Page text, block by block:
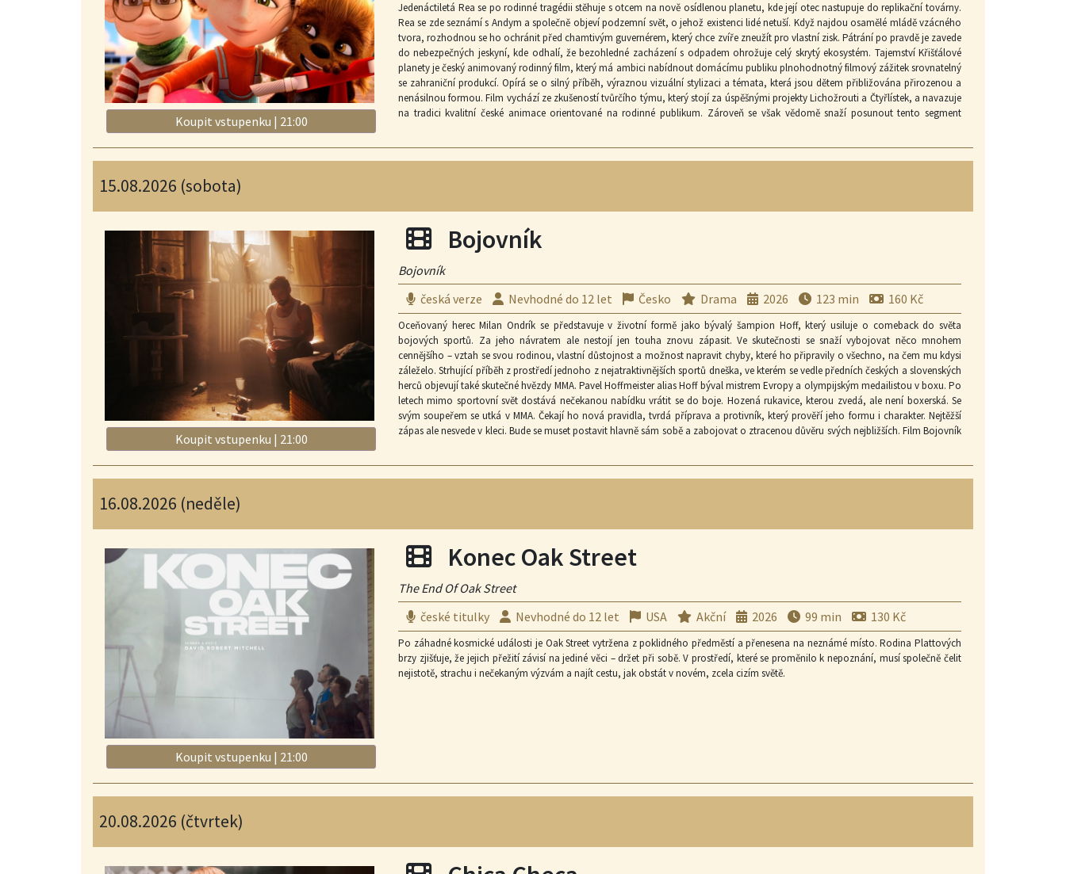
Koupit vstupenku | 21:00
Jedenáctiletá Rea se po rodinné tragédii stěhuje s otcem na nově osídlenou planetu, kde její otec nastupuje do replikační továrny.
Rea se zde seznámí s Andym a společně objeví podzemní svět, o jehož existenci lidé netuší. Když najdou osamělé mládě vzácného
tvora, rozhodnou se ho ochránit před chamtivým guvernérem, který chce zvíře zneužít pro vlastní zisk. Pátrání po pravdě je zavede
do nebezpečných jeskyní, kde odhalí, že bezohledné zacházení s odpadem ohrožuje celý skrytý ekosystém. Tajemství Křišťálové
planety je český animovaný rodinný film, který má ambici nabídnout domácímu publiku plnohodnotný filmový zážitek srovnatelný
se zahraniční produkcí. Opírá se o silný příběh, výraznou vizuální stylizaci a témata, která jsou dětem přibližována přirozenou a
nenásilnou formou. Film vychází ze zkušeností tvůrčího týmu, který stojí za úspěšnými projekty Lichožrouti a Čtyřlístek, a navazuje
na tradici kvalitní české animace orientované na rodinné publikum. Zároveň se však vědomě snaží posunout tento segment
projekt, ale jako film, který má potenciál stát se výraznou událostí letní sezóny. Příběh propojuje dobrodružství s tématy ekologie,
15.08.2026 (sobota)
Koupit vstupenku | 21:00
Filmová projekce
Bojovník
Bojovník
česká verze
Nevhodné do 12 let Česko Drama 2026 123 min 160 Kč
Oceňovaný herec Milan Ondrík se představuje v životní formě jako bývalý šampion Hoff, který usiluje o comeback do světa
bojových sportů. Za jeho návratem ale nestojí jen touha znovu zápasit. Ve skutečnosti se snaží vybojovat něco mnohem
cennějšího – vztah se svou rodinou, vlastní důstojnost a možnost napravit chyby, které ho připravily o všechno, na čem mu kdysi
záleželo. Strhující příběh z prostředí jednoho z nejatraktivnějších sportů dneška, ve kterém se vedle předních českých a slovenských
herců objevují také skutečné hvězdy MMA. Pavel Hoffmeister alias Hoff býval mistrem Evropy a olympijským medailistou v boxu. Po
letech mimo sportovní svět dostává nečekanou nabídku vrátit se do boje. Hozená rukavice, kterou zvedá, ale není boxerská. Se
svým soupeřem se utká v MMA. Čekají ho nová pravidla, tvrdá příprava a protivník, který prověří jeho formu i charakter. Nejtěžší
zápas ale nesvede v kleci. Bude se muset postavit hlavně sám sobě a zabojovat o ztracenou důvěru svých nejbližších. Film Bojovník
nejvíc je to ale příběh plný emocí, které nejde zamknout do šatní skříňky, proher, které bolí víc, než se dá říct nahlas, i odhodlání,
ztvárnil zpěvák Calin, několikanásobný držitel cen Anděl a Český slavík, pro kterého šlo o první hereckou příležitost. • Nástup Hoffa
a Kardose do klece byl součástí největšího turnaje v historii česko-slovenské bojové scény a na stadionu v pražském Edenu mu
přihlíželo 25 000 diváků. • Ján Jackuliak natáčel závěrečný souboj s tříštivou zlomeninou předloktí a zranění se nevyhnula ani
ostatním hercům, kterým scénář předpisoval bojové a boxerské scény.
16.08.2026 (neděle)
Koupit vstupenku | 21:00
Filmová projekce
Konec Oak Street
The End Of Oak Street
české titulky
Nevhodné do 12 let USA Akční 2026 99 min 130 Kč
Po záhadné kosmické události je Oak Street vytržena z poklidného předměstí a přenesena na neznámé místo. Rodina Plattových
brzy zjišťuje, že jejich přežití závisí na jediné věci – držet při sobě. V prostředí, které se proměnilo k nepoznání, musí společně čelit
nejistotě, strachu i nečekaným výzvám a najít cestu, jak obstát v novém, zcela cizím světě.
20.08.2026 (čtvrtek)